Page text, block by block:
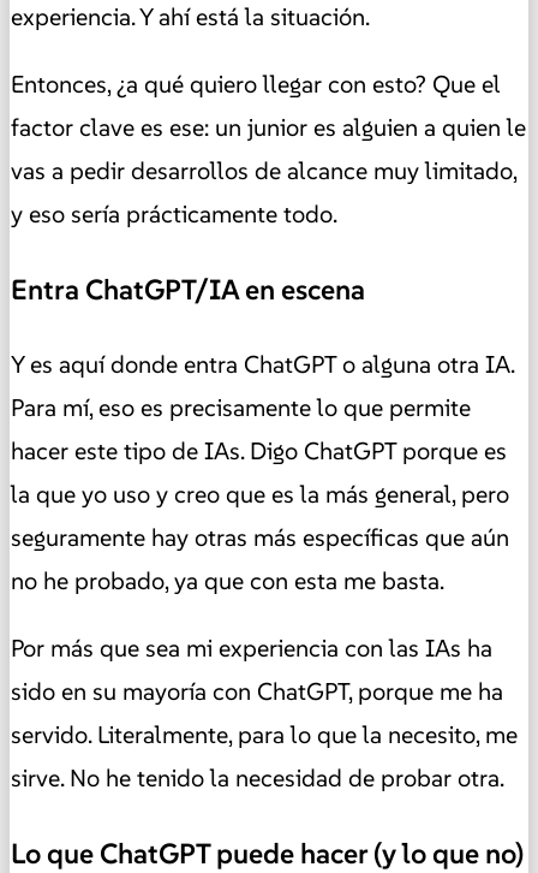
experiencia. Y ahí está la situación.
Entonces, ¿a qué quiero llegar con esto? Que el
factor clave es ese: un junior es alguien a quien le
vas a pedir desarrollos de alcance muy limitado,
y eso sería prácticamente todo.
Entra ChatGPT/IA en escena
Y es aquí donde entra ChatGPT o alguna otra IA.
Para mí, eso es precisamente lo que permite
hacer este tipo de IAs. Digo ChatGPT porque es
la que yo uso y creo que es la más general, pero
seguramente hay otras más específicas que aún
no he probado, ya que con esta me basta.
Por más que sea mi experiencia con las IAs ha
sido en su mayoría con ChatGPT, porque me ha
servido. Literalmente, para lo que la necesito, me
sirve. No he tenido la necesidad de probar otra.
Lo que ChatGPT puede hacer (y lo que no)